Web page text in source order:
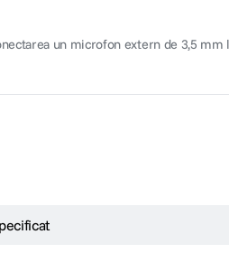
un microfon extern de 3,5